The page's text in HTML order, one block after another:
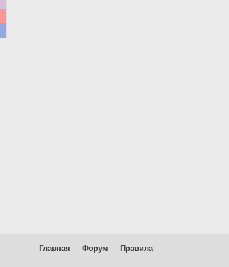
Главная Форум Правила